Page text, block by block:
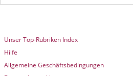
Unser Top-Rubriken Index
Hilfe
Allgemeine Geschäftsbedingungen